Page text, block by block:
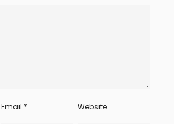
Email * Website